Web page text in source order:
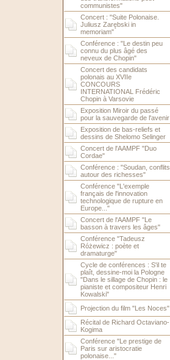
communistes"
Concert : "Suite Polonaise.
Juliusz Zarębski in
memoriam"
Conférence : "Le destin peu
connu du plus âgé des
neveux de Chopin"
Concert des candidats
polonais au XVIIe
CONCOURS
INTERNATIONAL Frédéric
Chopin à Varsovie
Exposition Miroir du passé
pour la sauvegarde de l'avenir
Exposition de bas-reliefs et
dessins de Shelomo Selinger
Concert de l'AAMPF "Duo
Cordae"
Conférence : "Soudan, conflits
autour des richesses"
Conférence "L'exemple
français de l'innovation
technologique de rupture en
Europe..."
Concert de l'AAMPF "Le
basson à travers les âges"
Conférence "Tadeusz
Różewicz : poète et
dramaturge"
Cycle de conférences : S'il te
plaît, dessine-moi la Pologne
"Dans le sillage de Chopin : le
pianiste et compositeur Henri
Kowalski"
Projection du film "Les Noces"
Récital de Richard Octaviano-
Kogima
Conférence "Le prestige de
Paris sur aristocratie
polonaise..."